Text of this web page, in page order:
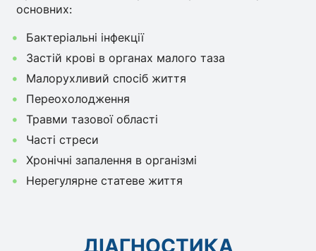
основних:
Бактеріальні інфекції
Застій крові в органах малого таза
Малорухливий спосіб життя
Переохолодження
Травми тазової області
Часті стреси
Хронічні запалення в організмі
Нерегулярне статеве життя
ДІАГНОСТИКА